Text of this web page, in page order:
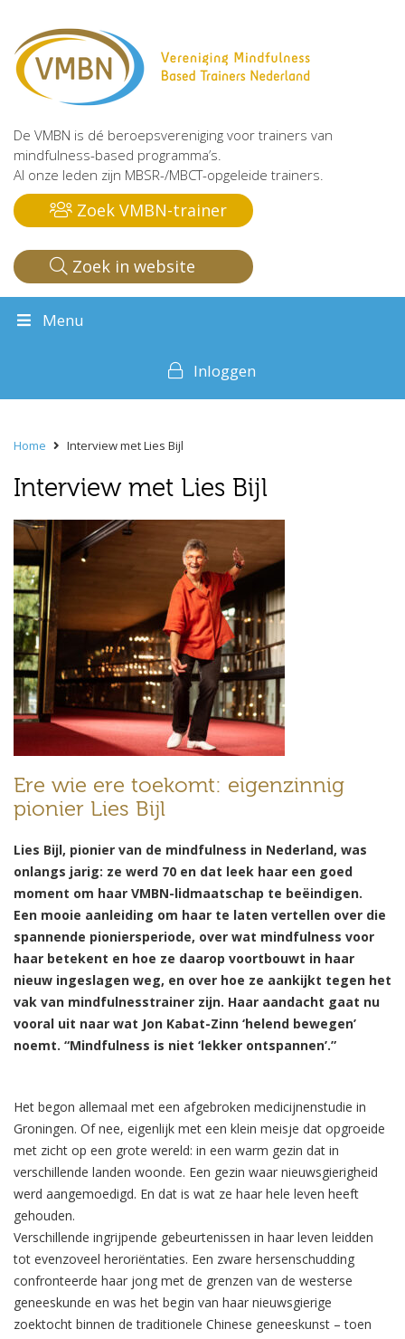
De VMBN is dé beroepsvereniging voor trainers van
mindfulness-based programma’s.
Al onze leden zijn MBSR-/MBCT-opgeleide trainers.
Zoek VMBN-trainer
Zoek in website
Menu
Inloggen
Home Interview met Lies Bijl
Interview met Lies Bijl
Ere wie ere toekomt: eigenzinnig
pionier Lies Bijl
Lies Bijl, pionier van de mindfulness in Nederland, was
onlangs jarig: ze werd 70 en dat leek haar een goed
moment om haar VMBN-lidmaatschap te beëindigen.
Een mooie aanleiding om haar te laten vertellen over die
spannende pioniersperiode, over wat mindfulness voor
haar betekent en hoe ze daarop voortbouwt in haar
nieuw ingeslagen weg, en over hoe ze aankijkt tegen het
vak van mindfulnesstrainer zijn. Haar aandacht gaat nu
vooral uit naar wat Jon Kabat-Zinn ‘helend bewegen’
noemt. “Mindfulness is niet ‘lekker ontspannen’.”
Het begon allemaal met een afgebroken medicijnenstudie in
Groningen. Of nee, eigenlijk met een klein meisje dat opgroeide
met zicht op een grote wereld: in een warm gezin dat in
verschillende landen woonde. Een gezin waar nieuwsgierigheid
werd aangemoedigd. En dat is wat ze haar hele leven heeft
gehouden.
Verschillende ingrijpende gebeurtenissen in haar leven leidden
tot evenzoveel heroriëntaties. Een zware hersenschudding
confronteerde haar jong met de grenzen van de westerse
geneeskunde en was het begin van haar nieuwsgierige
zoektocht binnen de traditionele Chinese geneeskunst – toen